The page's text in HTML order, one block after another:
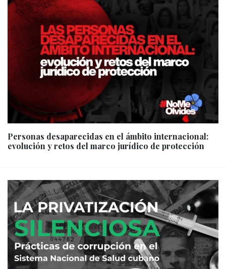
Personas desaparecidas en el ámbito internacional:
evolución y retos del marco jurídico de protección